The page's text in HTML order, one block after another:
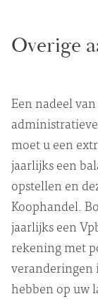
Overige
Een nadeel
moet u een
jaarlijks een
opstellen en
Koophandel.
jaarlijks een
rekening met
hebben op uw